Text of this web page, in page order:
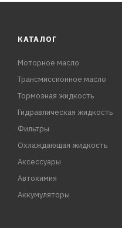
КАТАЛОГ
Моторное масло
Трансмиссионное масло
Тормозная жидкость
Гидравлическая жидкость
Фильтры
Охлаждающая жидкость
Аксессуары
Автохимия
Аккумуляторы